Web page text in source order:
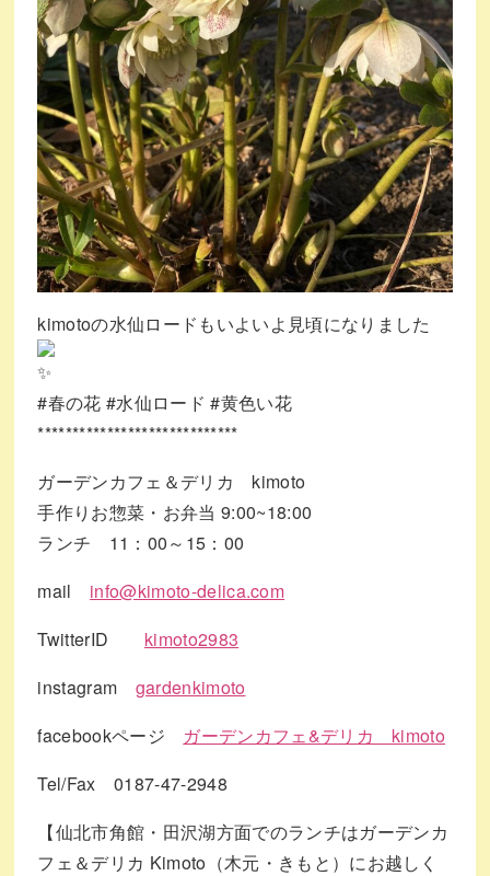
kimotoの水仙ロードもいよいよ見頃になりました
#春の花 #水仙ロード #黄色い花
*****************************
ガーデンカフェ＆デリカ kimoto
手作りお惣菜・お弁当 9:00~18:00
ランチ 11：00～15：00
mail info@kimoto-delica.com
TwitterID kimoto2983
instagram gardenkimoto
facebookページ ガーデンカフェ&デリカ kimoto
Tel/Fax 0187-47-2948
【仙北市角館・田沢湖方面でのランチはガーデンカ
フェ＆デリカ Kimoto（木元・きもと）にお越しく